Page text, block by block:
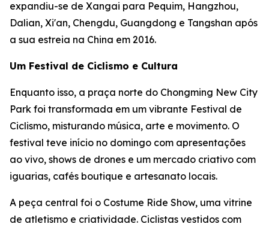
expandiu-se de Xangai para Pequim, Hangzhou,
Dalian, Xi'an, Chengdu, Guangdong e Tangshan após
a sua estreia na China em 2016.
Um Festival de Ciclismo e Cultura
Enquanto isso, a praça norte do Chongming New City
Park foi transformada em um vibrante Festival de
Ciclismo, misturando música, arte e movimento. O
festival teve início no domingo com apresentações
ao vivo, shows de drones e um mercado criativo com
iguarias, cafés boutique e artesanato locais.
A peça central foi o Costume Ride Show, uma vitrine
de atletismo e criatividade. Ciclistas vestidos com